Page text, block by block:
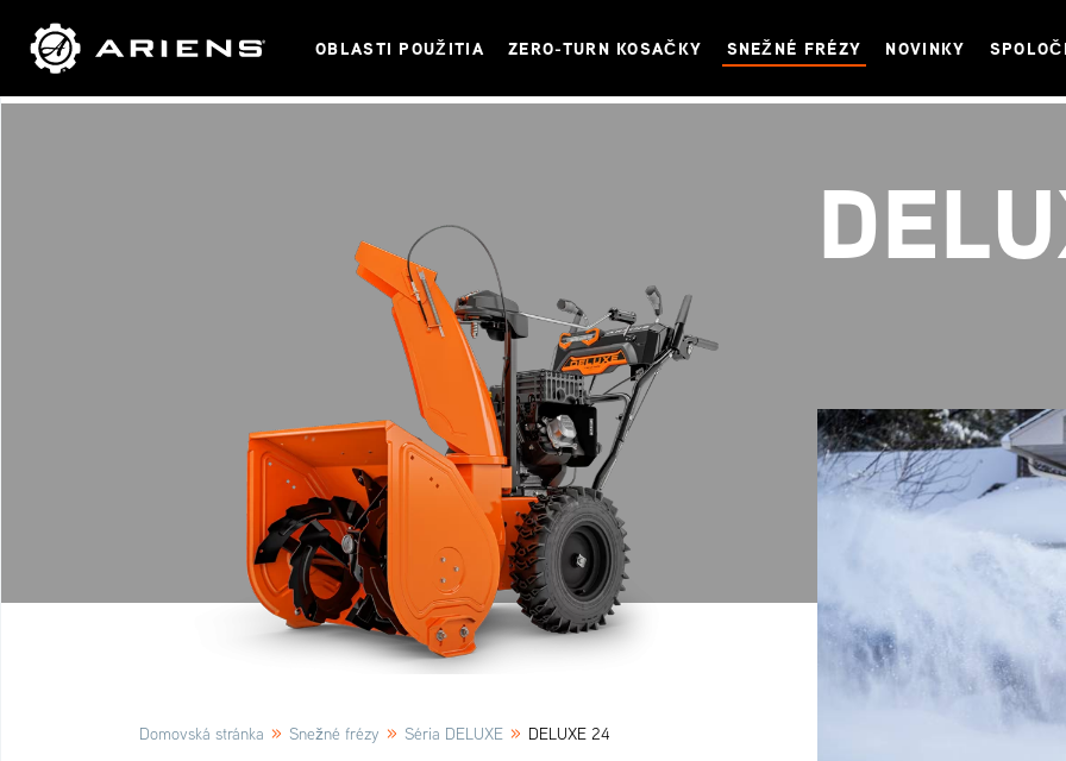
OBLASTI POUŽITIA ZERO-TURN KOSAČKY SNEŽNÉ FRÉZY NOVINKY
Domovská stránka » Snežné frézy » Séria DELUXE » DELUXE 24